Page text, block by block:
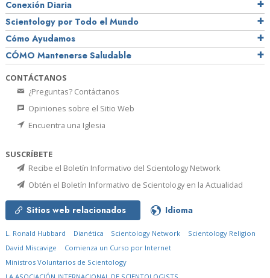
Conexión Diaria
Scientology por Todo el Mundo
Cómo Ayudamos
CÓMO Mantenerse Saludable
CONTÁCTANOS
¿Preguntas? Contáctanos
Opiniones sobre el Sitio Web
Encuentra una Iglesia
SUSCRÍBETE
Recibe el Boletín Informativo del Scientology Network
Obtén el Boletín Informativo de Scientology en la Actualidad
Sitios web relacionados Idioma
L. Ronald Hubbard Dianética Scientology Network
Scientology Religion
David Miscavige
Comienza un Curso por Internet
Ministros Voluntarios de Scientology